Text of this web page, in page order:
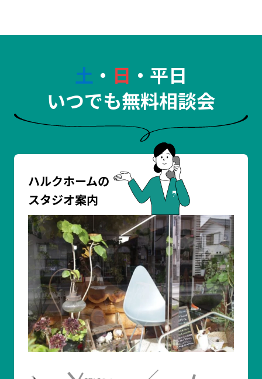
土 ・ 日 ・平日
いつでも無料相談会
ハルクホームの
スタジオ案内